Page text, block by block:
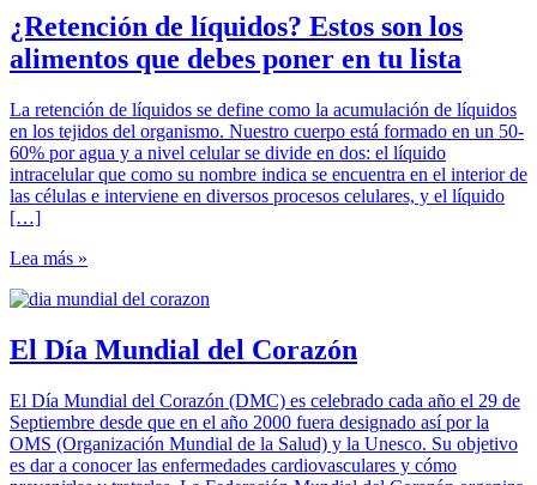
¿Retención de líquidos? Estos son los
alimentos que debes poner en tu lista
La retención de líquidos se define como la acumulación de líquidos
en los tejidos del organismo. Nuestro cuerpo está formado en un 50-
60% por agua y a nivel celular se divide en dos: el líquido
intracelular que como su nombre indica se encuentra en el interior de
las células e interviene en diversos procesos celulares, y el líquido
[…]
Lea más »
El Día Mundial del Corazón
El Día Mundial del Corazón (DMC) es celebrado cada año el 29 de
Septiembre desde que en el año 2000 fuera designado así por la
OMS (Organización Mundial de la Salud) y la Unesco. Su objetivo
es dar a conocer las enfermedades cardiovasculares y cómo